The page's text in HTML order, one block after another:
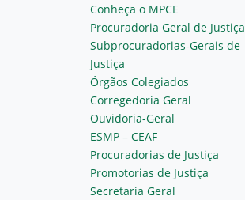
Conheça o MPCE
Procuradoria Geral de Justiça
Subprocuradorias-Gerais de
Justiça
Órgãos Colegiados
Corregedoria Geral
Ouvidoria-Geral
ESMP – CEAF
Procuradorias de Justiça
Promotorias de Justiça
Secretaria Geral